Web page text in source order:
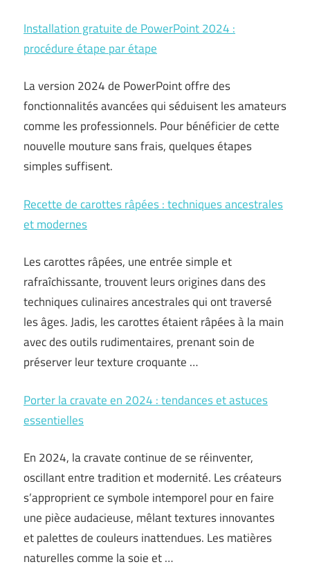
Installation gratuite de PowerPoint 2024 :
procédure étape par étape
La version 2024 de PowerPoint offre des
fonctionnalités avancées qui séduisent les amateurs
comme les professionnels. Pour bénéficier de cette
nouvelle mouture sans frais, quelques étapes
simples suffisent.
Recette de carottes râpées : techniques ancestrales
et modernes
Les carottes râpées, une entrée simple et
rafraîchissante, trouvent leurs origines dans des
techniques culinaires ancestrales qui ont traversé
les âges. Jadis, les carottes étaient râpées à la main
avec des outils rudimentaires, prenant soin de
préserver leur texture croquante …
Porter la cravate en 2024 : tendances et astuces
essentielles
En 2024, la cravate continue de se réinventer,
oscillant entre tradition et modernité. Les créateurs
s’approprient ce symbole intemporel pour en faire
une pièce audacieuse, mêlant textures innovantes
et palettes de couleurs inattendues. Les matières
naturelles comme la soie et …